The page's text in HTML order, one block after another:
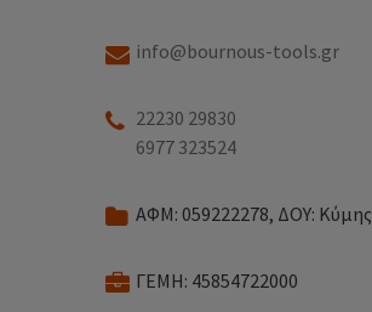
info@bournous-tools.gr
22230 29830
6977 323524
ΑΦΜ: 059222278, ΔΟΥ: Κύμης
ΓΕΜΗ: 45854722000